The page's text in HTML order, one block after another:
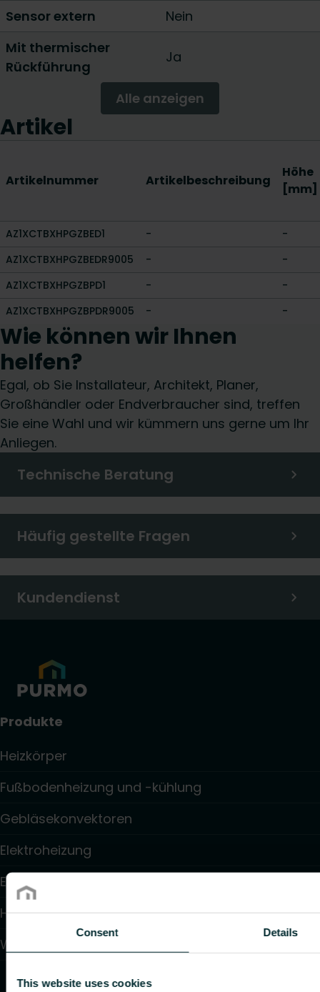
Consent Details
This website uses cookies
Sensor extern
Nein
Mit thermischer
Rückführung
Ja
Alle anzeigen
Artikel
Artikelnummer Artikelbeschreibung
Höhe
[mm]
AZ1XCTBXHPGZBED1 -
-
AZ1XCTBXHPGZBEDR9005
-
-
AZ1XCTBXHPGZBPD1
-
-
AZ1XCTBXHPGZBPDR9005
- -
Wie können wir Ihnen
helfen?
Egal, ob Sie Installateur, Architekt, Planer,
Großhändler oder Endverbraucher sind, treffen
Sie eine Wahl und wir kümmern uns gerne um Ihr
Anliegen.
Technische Beratung
Häufig gestellte Fragen
Kundendienst
Produkte
Heizkörper
Fußbodenheizung und -kühlung
Gebläsekonvektoren
Elektroheizung
Elektronische Regelungen
Hydraulische Regelungen
Wandheizung und -kühlung